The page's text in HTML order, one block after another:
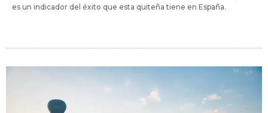
es un indicador del éxito que esta quiteña tiene en España.